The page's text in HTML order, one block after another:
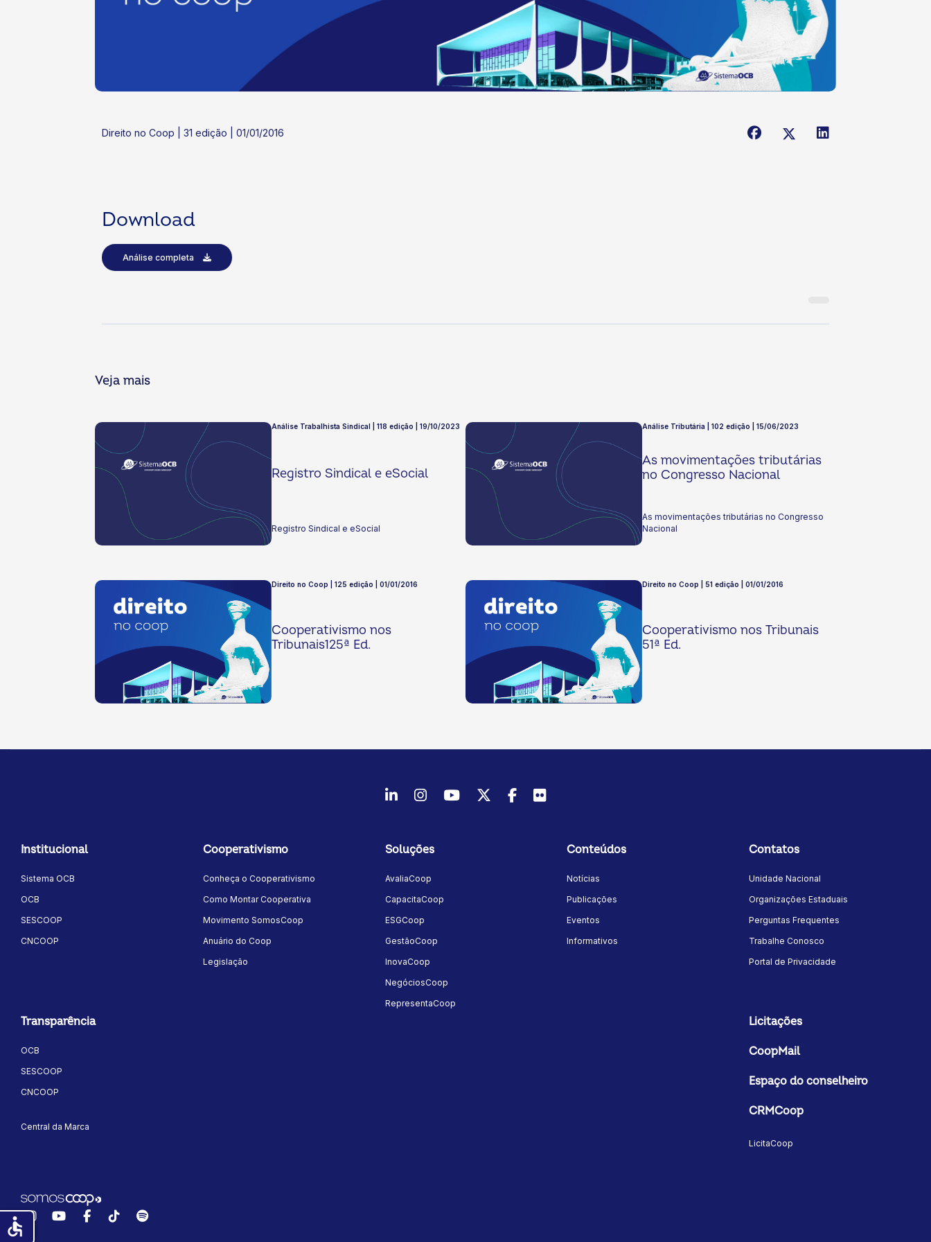
Direito no Coop | 31 edição | 01/01/2016
Download
Análise completa
Veja mais
Análise Trabalhista Sindical | 118 edição | 19/10/2023
Registro Sindical e eSocial
Registro Sindical e eSocial
Análise Tributária | 102 edição | 15/06/2023
As movimentações tributárias
no Congresso Nacional
As movimentações tributárias no Congresso
Nacional
Direito no Coop | 125 edição | 01/01/2016
Cooperativismo nos
Tribunais125ª Ed.
Direito no Coop | 51 edição | 01/01/2016
Cooperativismo nos Tribunais
51ª Ed.
LinkedInInstagram
YoutubeTwitter/X
Facebook
Flickr
Institucional
Sistema OCB
OCB
SESCOOP
CNCOOP
Cooperativismo
Conheça o Cooperativismo
Como Montar Cooperativa
Movimento SomosCoop
Anuário do Coop
Legislação
Soluções
AvaliaCoop
CapacitaCoop
ESGCoop
GestãoCoop
InovaCoop
NegóciosCoop
RepresentaCoop
Conteúdos
Notícias
Publicações
Eventos
Informativos
Contatos
Unidade Nacional
Organizações Estaduais
Perguntas Frequentes
Trabalhe Conosco
Portal de Privacidade
Transparência
OCB
SESCOOP
CNCOOP
Central da Marca
Licitações
CoopMail
Espaço do conselheiro
CRMCoop
LicitaCoop
InstagramYouTubeFacebook
TikTokSpotify
accessible